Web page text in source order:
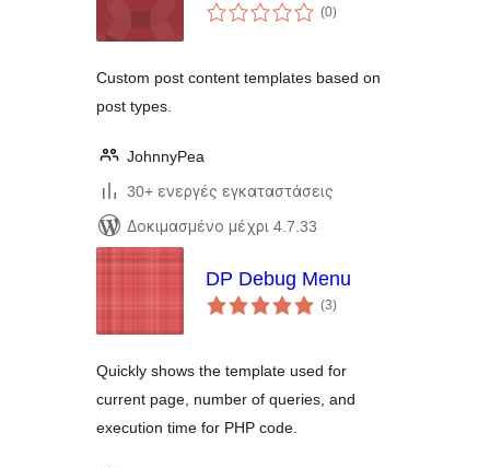
(0αξιολογήσεις
σύνολο
)
Custom post content templates based on
post types.
JohnnyPea
30+ ενεργές εγκαταστάσεις
Δοκιμασμένο μέχρι 4.7.33
DP Debug Menu
(3αξιολογήσεις
σύνολο
)
Quickly shows the template used for
current page, number of queries, and
execution time for PHP code.